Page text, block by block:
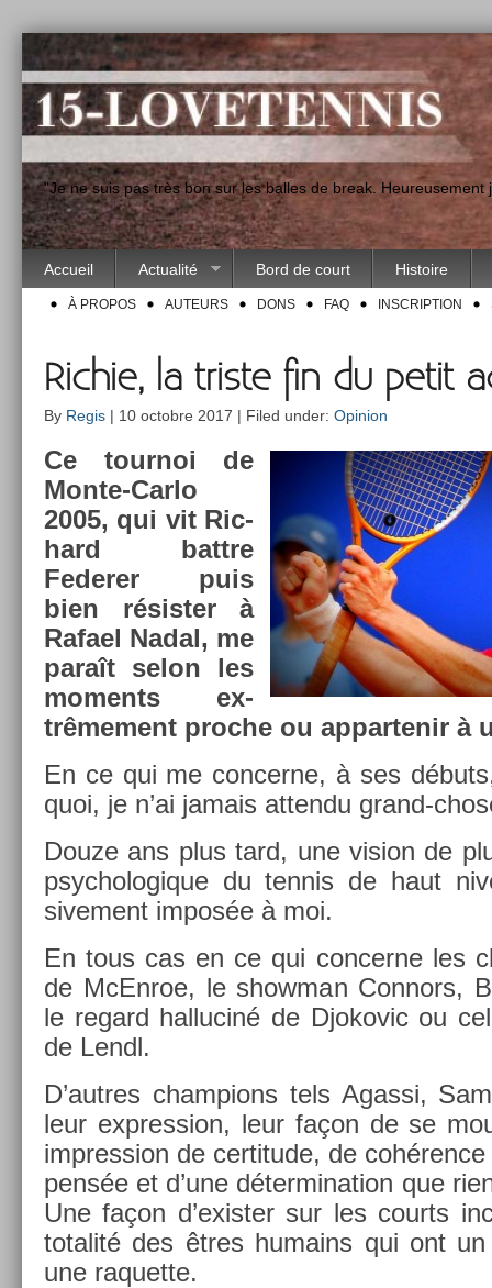
"Je ne suis pas très bon sur les balles de break.
Accueil Actualité Bord de court Histoire
À PROPOS AUTEURS DONS FAQ INSCRIPTION
Richie, la triste fin du petit
By Regis | 10 octobre 2017 | Filed under: Opinion
Ce tour­noi de
Monte-Carlo
2005, qui vit Ric­
hard battre
Feder­er puis
bien résist­er à
Rafael Nadal, me
paraît selon les
mo­ments ex­
trême­ment pro­che ou ap­partenir à
En ce qui me con­cer­ne, à ses
quoi, je n’ai jamais at­tendu grand-
Douze ans plus tard, une vis­ion de
psychologique du ten­nis de haut
sive­ment imposée à moi.
En tous cas en ce qui con­cer­ne les
de McEn­roe, le show­man Con­nors,
le re­gard hal­luciné de Djokovic ou
de Lendl.
D’aut­res champ­ions tels Agas­si,
leur ex­press­ion, leur façon de se
im­press­ion de cer­titude, de
pensée et d’une déter­mina­tion que
Une façon d’exist­er sur les co­urts
totalité des êtres humains qui ont
une raquet­te.